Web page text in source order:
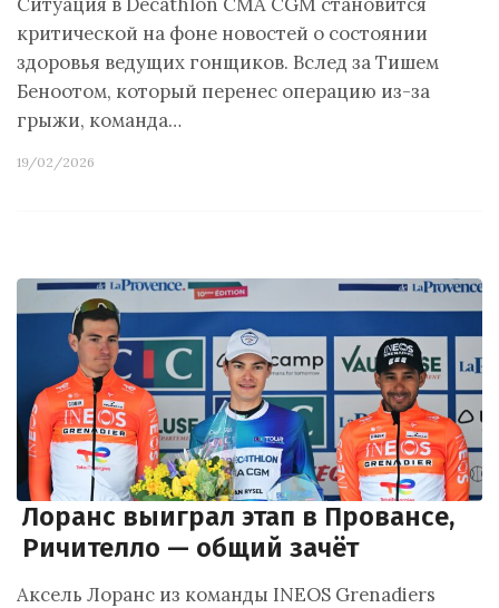
критической на фоне новостей о состоянии
здоровья ведущих гонщиков. Вслед за Тишем
Беноотом, который перенес операцию из-за
грыжи, команда…
19/02/2026
Лоранс выиграл этап в Провансе,
Ричителло — общий зачёт
Аксель Лоранс из команды INEOS Grenadiers